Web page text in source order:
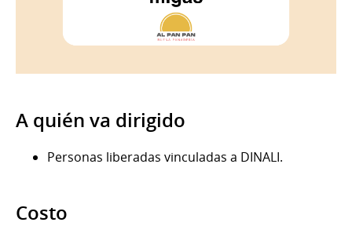
A quién va dirigido
Personas liberadas vinculadas a DINALI.
Costo